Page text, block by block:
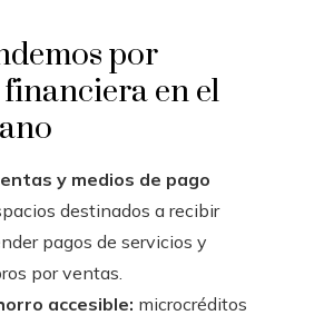
por
en el
y medios de pago
destinados a recibir
pagos de servicios y
por ventas.
accesible: microcréditos